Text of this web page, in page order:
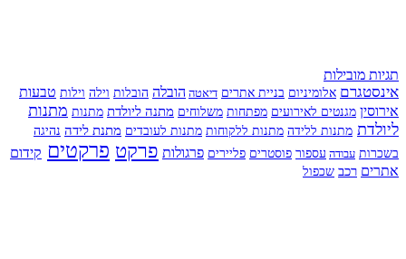
תגיות מובילות
אינסטגרם אלומיניום בניית אתרים דיאטה הובלה הובלות וילה וילות טבעות
אירוסין מגנטים לאירועים מפתחות משלוחים מתנה ליולדת מתנות מתנות
ליולדת מתנות ללידה מתנות ללקוחות מתנות לעובדים מתנת לידה נהיגה
בשכרות עבודה עספור פוסטרים פליירים פרגולות פרקט פרקטים קידום
אתרים רכב שכפול